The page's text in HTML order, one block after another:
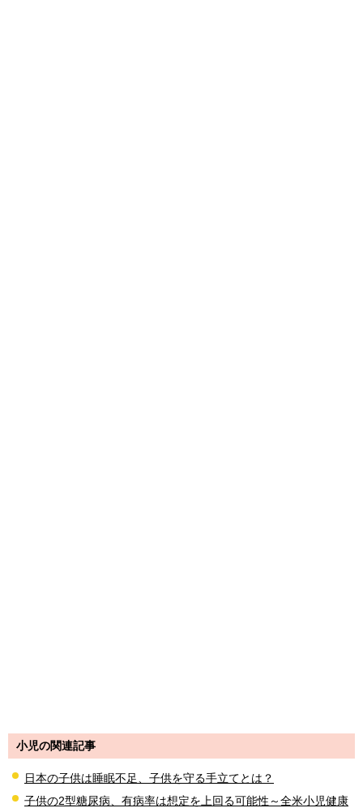
小児の関連記事
日本の子供は睡眠不足、子供を守る手立てとは？
子供の2型糖尿病、有病率は想定を上回る可能性～全米小児健康